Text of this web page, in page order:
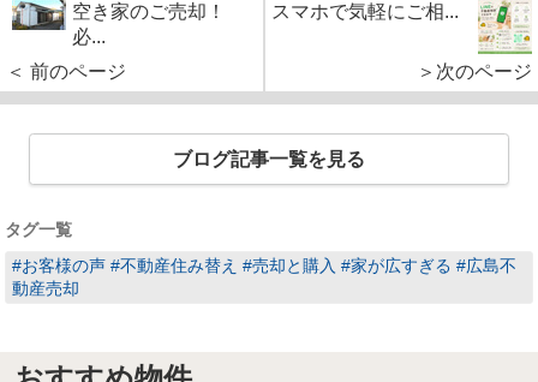
空き家のご売却！
必...
＜ 前のページ
スマホで気軽にご相...
＞次のページ
ブログ記事一覧を見る
タグ一覧
#お客様の声 #不動産住み替え #売却と購入 #家が広すぎる #広島不
動産売却